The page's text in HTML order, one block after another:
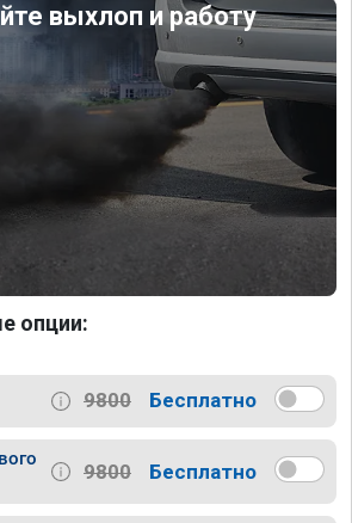
выхлоп и работу
опции:
9800 Бесплатно
9800 Бесплатно